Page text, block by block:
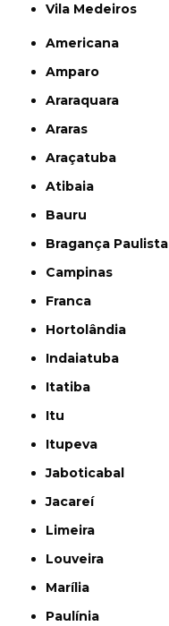
Vila Medeiros
Americana
Amparo
Araraquara
Araras
Araçatuba
Atibaia
Bauru
Bragança Paulista
Campinas
Franca
Hortolândia
Indaiatuba
Itatiba
Itu
Itupeva
Jaboticabal
Jacareí
Limeira
Louveira
Marília
Paulínia